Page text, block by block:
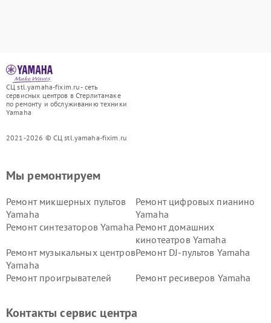
СЦ stl.yamaha-fixim.ru - сеть
сервисных центров в Стерлитамаке
по ремонту и обслуживанию техники
Yamaha
2021-2026 © СЦ stl.yamaha-fixim.ru
Мы ремонтируем
Ремонт микшерных пультов
Yamaha
Ремонт цифровых пианино
Yamaha
Ремонт синтезаторов Yamaha Ремонт домашних
кинотеатров Yamaha
Ремонт музыкальных центров
Yamaha
Ремонт DJ-пультов Yamaha
Ремонт проигрывателей
Ремонт ресиверов Yamaha
Yamaha
Yamaha
Контакты сервис центра